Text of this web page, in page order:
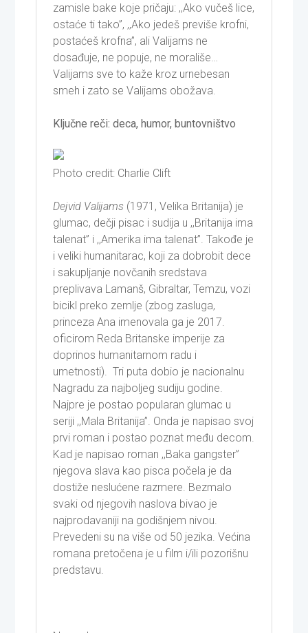
zamisle bake koje pričaju: ,,Ako vučeš lice,
ostaće ti tako”, ,,Ako jedeš previše krofni,
postaćeš krofna”, ali Valijams ne
dosađuje, ne popuje, ne morališe…
Valijams sve to kaže kroz urnebesan
smeh i zato se Valijams obožava.
Ključne reči: deca, humor, buntovništvo
Photo credit: Charlie Clift
Dejvid Valijams (1971, Velika Britanija) je
glumac, dečji pisac i sudija u ,,Britanija ima
talenat” i ,,Amerika ima talenat”. Takođe je
i veliki humanitarac, koji za dobrobit dece
i sakupljanje novčanih sredstava
preplivava Lamanš, Gibraltar, Temzu, vozi
bicikl preko zemlje (zbog zasluga,
princeza Ana imenovala ga je 2017.
oficirom Reda Britanske imperije za
doprinos humanitarnom radu i
umetnosti). Tri puta dobio je nacionalnu
Nagradu za najboljeg sudiju godine.
Najpre je postao popularan glumac u
seriji ,,Mala Britanija”. Onda je napisao svoj
prvi roman i postao poznat među decom.
Kad je napisao roman ,,Baka gangster”
njegova slava kao pisca počela je da
dostiže neslućene razmere. Bezmalo
svaki od njegovih naslova bivao je
najprodavaniji na godišnjem nivou.
Prevedeni su na više od 50 jezika. Većina
romana pretočena je u film i/ili pozorišnu
predstavu.